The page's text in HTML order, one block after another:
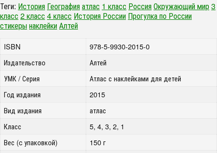
Теги: История Географияатлас 1 класс РоссияОкружающий мир3
класс 2 класс 4 класс История России Прогулка по России
стикерынаклейкиАлтей
ISBN
978-5-9930-2015-0
Издательство
Алтей
УМК / Серия
Атлас с наклейками для детей
Год издания
2015
Вид издания
атлас
Класс
5, 4, 3, 2, 1
Вес (c упаковкой)
150 г